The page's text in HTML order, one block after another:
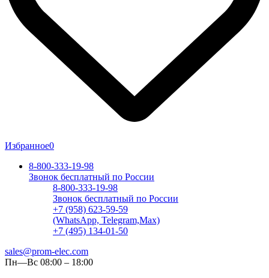
Избранное0
8-800-333-19-98
Звонок бесплатный по России
8-800-333-19-98
Звонок бесплатный по России
+7 (958) 623-59-59
(WhatsApp, Telegram,Max)
+7 (495) 134-01-50
sales@prom-elec.com
Пн—Вс 08:00 – 18:00